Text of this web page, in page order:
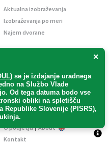
×
se je izdajanje uradnega
na Službo Vlade
. Od tega datuma bodo vse
obliki na spletišču
Republike Slovenije (PISRS),
Aktualna izobraževanja
Izobraževanja po meri
Najem dvorane
O storitvi
Preizkusi brezplačno
Podjetje
O podjetju|About
Kontakt